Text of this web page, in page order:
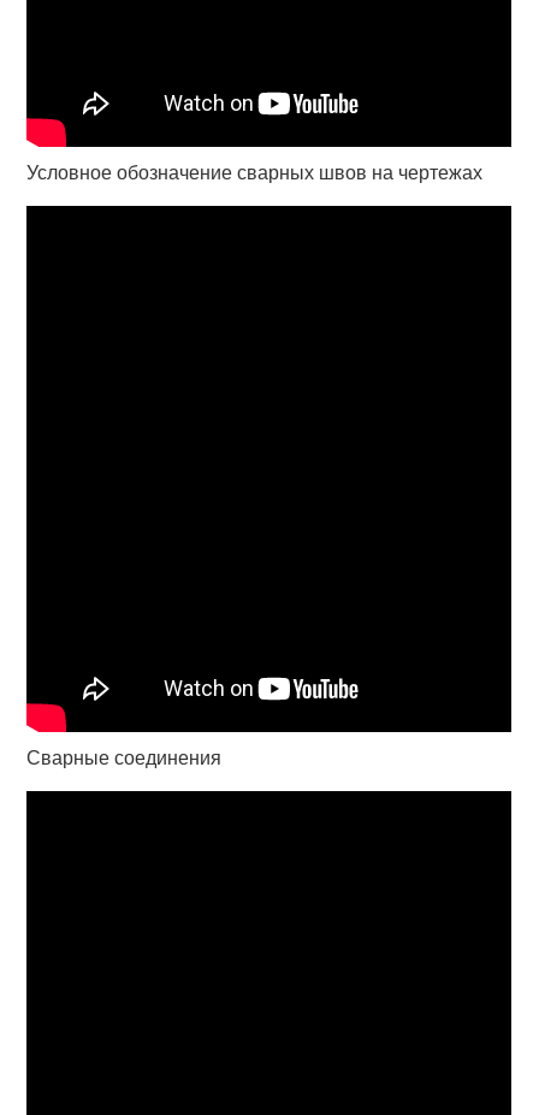
Условное обозначение сварных швов на чертежах
Сварные соединения